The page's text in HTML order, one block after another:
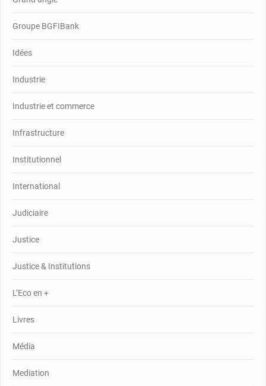
Groupe BGFIBank
Idées
Industrie
Industrie et commerce
Infrastructure
Institutionnel
International
Judiciaire
Justice
Justice & Institutions
L’Eco en +
Livres
Média
Mediation